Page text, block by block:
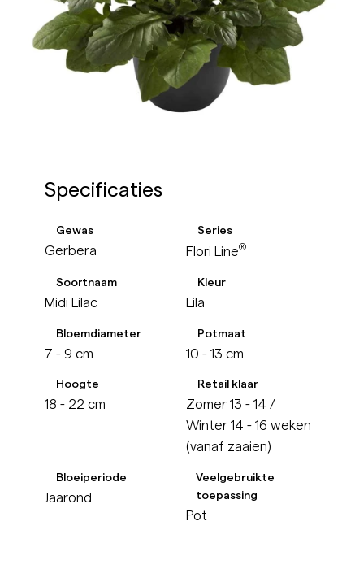
Specificaties
Gewas
Gerbera
Series
Flori Line®
Soortnaam
Midi Lilac
Kleur
Lila
Bloemdiameter
7 - 9 cm
Potmaat
10 - 13 cm
Hoogte
18 - 22 cm
Retail klaar
Zomer 13 - 14 /
Winter 14 - 16 weken
(vanaf zaaien)
Bloeiperiode
Jaarond
Veelgebruikte
toepassing
Pot